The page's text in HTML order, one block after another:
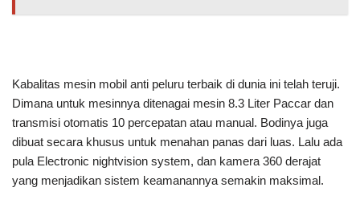
Kabalitas mesin mobil anti peluru terbaik di dunia ini telah teruji.
Dimana untuk mesinnya ditenagai mesin 8.3 Liter Paccar dan
transmisi otomatis 10 percepatan atau manual. Bodinya juga
dibuat secara khusus untuk menahan panas dari luas. Lalu ada
pula Electronic nightvision system, dan kamera 360 derajat
yang menjadikan sistem keamanannya semakin maksimal.